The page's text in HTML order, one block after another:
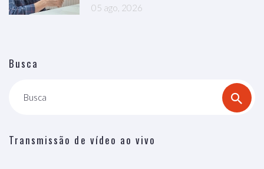
05 ago, 2026
Busca
Busca
Transmissão de vídeo ao vivo